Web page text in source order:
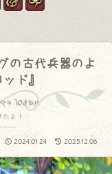
の古代兵器のよ
ド』
today.
よ！
2024.01.24 2025.12.06